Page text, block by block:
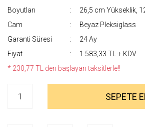
Boyutları
26,5 cm Yükseklik,
Cam
Beyaz Pleksiglass
Garanti Süresi
24 Ay
Fiyat
1.583,33 TL + KDV
* 230,77 TL den başlayan taksitlerle!!
SEPETE